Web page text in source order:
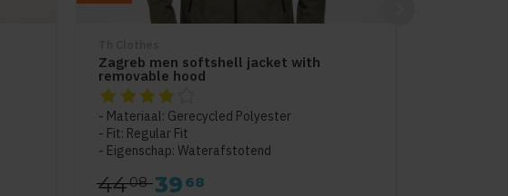
Zagreb men softshell jacket with
removable hood
De beoordeling van dit product is
Materiaal: Gerecycled Polyester
Fit: Regular Fit
Eigenschap: Waterafstotend
4408 39 68